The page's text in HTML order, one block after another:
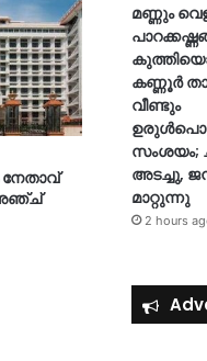
മണ്ണും
കണ്ണൂർ
വീണ്ടും
സംശയം;
അടച്ചു,
മാറ്റുന്നു
2 hours